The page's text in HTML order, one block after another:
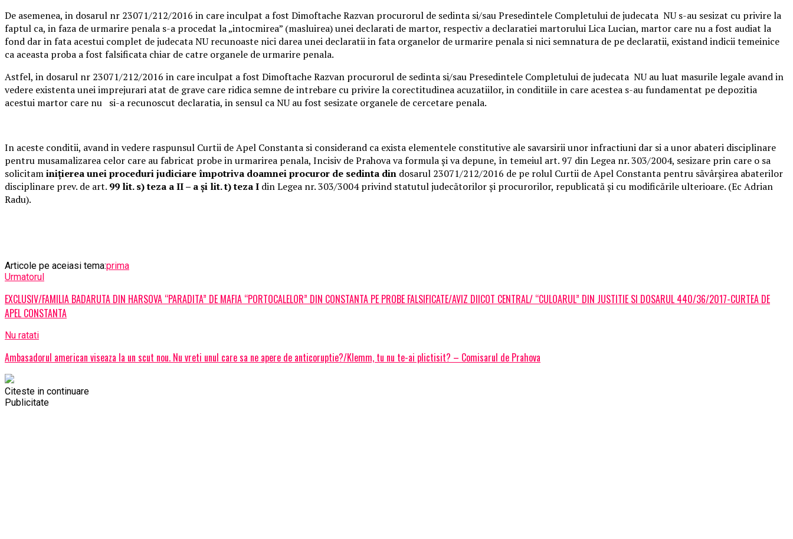
De asemenea, in dosarul nr 23071/212/2016 in care inculpat a fost Dimoftache Razvan procurorul de sedinta si/sau Presedintele Completului de judecata NU s-au sesizat cu privire la
faptul ca, in faza de urmarire penala s-a procedat la „intocmirea” (masluirea) unei declarati de martor, respectiv a declaratiei martorului Lica Lucian, martor care nu a fost audiat la
fond dar in fata acestui complet de judecata NU recunoaste nici darea unei declaratii in fata organelor de urmarire penala si nici semnatura de pe declaratii, existand indicii temeinice
ca aceasta proba a fost falsificata chiar de catre organele de urmarire penala.
Astfel, in dosarul nr 23071/212/2016 in care inculpat a fost Dimoftache Razvan procurorul de sedinta si/sau Presedintele Completului de judecata NU au luat masurile legale avand in
vedere existenta unei imprejurari atat de grave care ridica semne de intrebare cu privire la corectitudinea acuzatiilor, in conditiile in care acestea s-au fundamentat pe depozitia
acestui martor care nu si-a recunoscut declaratia, in sensul ca NU au fost sesizate organele de cercetare penala.
In aceste conditii, avand in vedere raspunsul Curtii de Apel Constanta si considerand ca exista elementele constitutive ale savarsirii unor infractiuni dar si a unor abateri disciplinare
pentru musamalizarea celor care au fabricat probe in urmarirea penala, Incisiv de Prahova va formula și va depune, în temeiul art. 97 din Legea nr. 303/2004, sesizare prin care o sa
solicitaminițierea unei proceduri judiciare împotriva doamnei procuror de sedinta din dosarul 23071/212/2016 de pe rolul Curtii de Apel Constanta pentru săvârșirea abaterilor
disciplinare prev. de art. 99 lit. s) teza a II – a și lit. t) teza I din Legea nr. 303/3004 privind statutul judecătorilor și procurorilor, republicată și cu modificările ulterioare. (Ec Adrian
Radu).
Articole pe aceiasi tema:prima
Urmatorul
EXCLUSIV/FAMILIA BADARUTA DIN HARSOVA “PARADITA” DE MAFIA “PORTOCALELOR” DIN CONSTANTA PE PROBE FALSIFICATE/AVIZ DIICOT CENTRAL/ “CULOARUL” DIN JUSTITIE SI DOSARUL 440/36/2017-CURTEA DE
APEL CONSTANTA
Nu ratati
Ambasadorul american viseaza la un scut nou. Nu vreti unul care sa ne apere de anticoruptie?/Klemm, tu nu te-ai plictisit? – Comisarul de Prahova
Citeste in continuare
Publicitate